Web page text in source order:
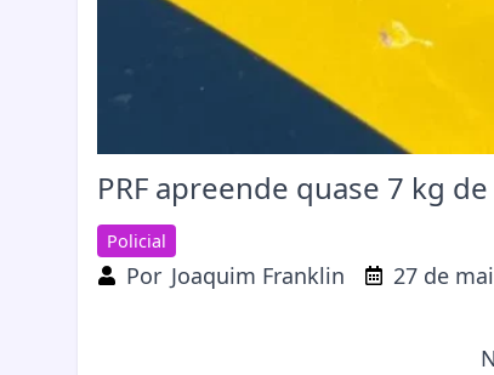
PRF apreende quase 7 kg
Policial
Por Joaquim Franklin 27 de